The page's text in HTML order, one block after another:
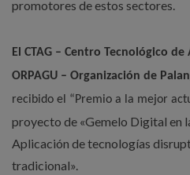
promotores de estos sectores.
El CTAG – Centro Tecnológico
ORPAGU – Organización de
recibido el “Premio a la mejor
proyecto de «Gemelo Digital en
Aplicación de tecnologías
tradicional».